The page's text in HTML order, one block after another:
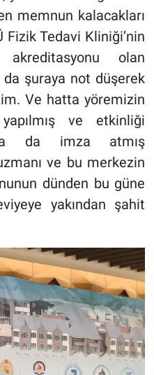
memnun kalacakları
Tedavi Kliniği’nin
akreditasyonu olan
şuraya not düşerek
Ve hatta yöremizin
ve etkinliği
da imza atmış
ve bu merkezin
dünden bu güne
yakından şahit